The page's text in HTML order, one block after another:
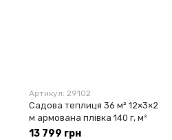
Артикул: 29102
Садова теплиця 36 м² 12×3×2
м армована плівка 140 г, м²
13 799 грн